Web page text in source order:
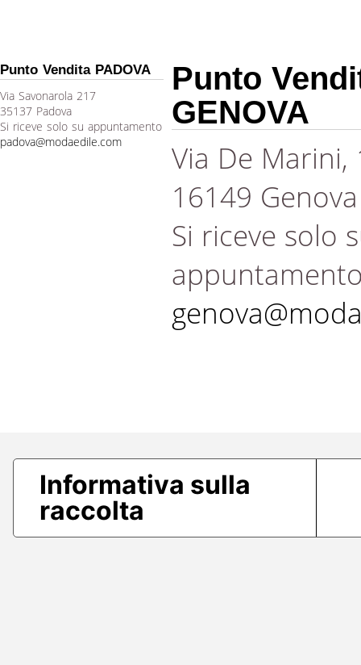
Punto Vendita PADOVA
Via Savonarola 217
35137 Padova
Si riceve solo su appuntamento
padova@modaedile.com
Punto
GENOVA
Via De Marini,
16149 Genova
Si riceve solo
Informativa sulla
raccolta